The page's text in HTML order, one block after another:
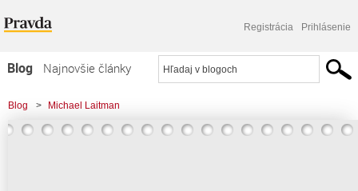
Registrácia Prihlásenie
Blog
Najnovšie články
Najčítanejšie články
Najkomentovanejšie články
Blog > Michael Laitman